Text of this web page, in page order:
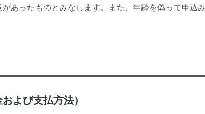
あったものとみなします。また、年齢を偽って申込
よび支払方法）